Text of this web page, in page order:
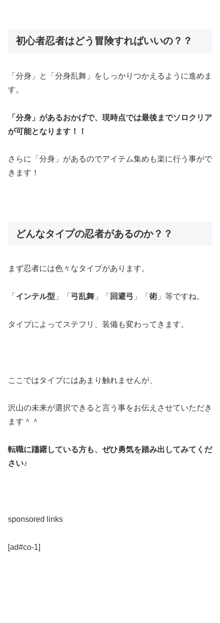
初心者忍者はどう冒険すればいいの？？
「分身」と「分身乱舞」をしっかりつかえるように進めま
す。
「分身」があるおかげで、現時点では最後までソロクリア
が可能となります！！
さらに「分身」があるのでアイテム集めも楽に行う事がで
きます！
どんなタイプの忍者があるのか？？
まず忍者には色々なタイプがあります。
「 インテル型 」「 弓乱舞 」「 回避弓 」「 術 」等ですね。
タイプによってステフリ、装備も変わってきます。
ここではタイプにはあまり触れませんが、
沢山の未来が選択できると言う事をお伝えさせていただき
ます＾＾
転職に躊躇している方も、ぜひ勇気を踏み出してみてくだ
さい♪
sponsored links
[ad#co-1]